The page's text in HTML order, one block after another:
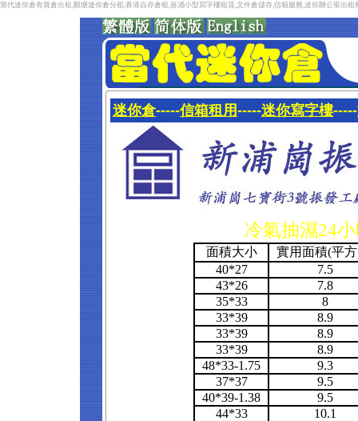
當代迷你倉有貨倉出租,觀塘迷你倉分租,香港自存倉租,葵涌小型寫字樓租賃,文件倉儲存,信箱服務,迷你辦公室出租
迷你倉-----信箱租用-----迷你寫字樓-----
冷氣抽濕24小時
面積大小
實用面積(平
40*27
7.5
43*26
7.8
35*33
8
33*39
8.9
33*39
8.9
33*39
8.9
48*33-1.75
9.3
37*37
9.5
40*39-1.38
9.5
44*33
10.1